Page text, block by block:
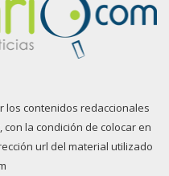
los contenidos redaccionales
la condición de colocar en
url del material utilizado